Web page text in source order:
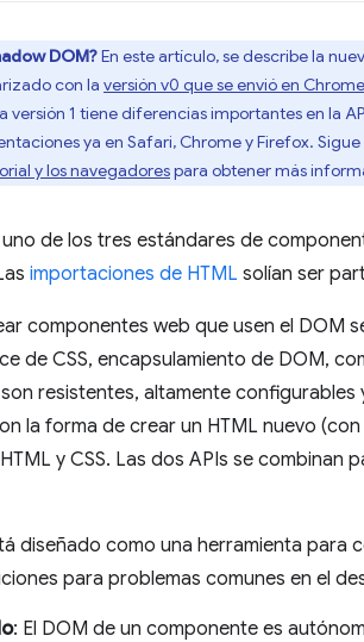
DOM?En este artículo, se describe la
con la versión v0 que se envió en
versión 1 tiene diferencias importantes en la
ya en Safari, Chrome y Firefox.
y los navegadorespara obtener más
de los tres estándares de
importaciones de HTML solían ser
componentes web que usen el DOM
de CSS, encapsulamiento de DOM,
resistentes, altamente
la forma de crear un HTML nuevo
y CSS. Las dos APIs se combinan
diseñado como una herramienta
para problemas comunes en el
: El DOM de un componente es